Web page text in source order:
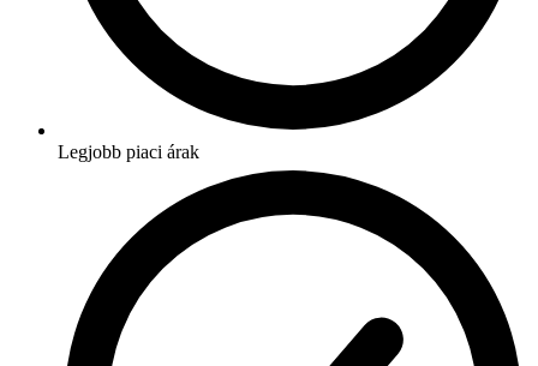
Legjobb piaci árak